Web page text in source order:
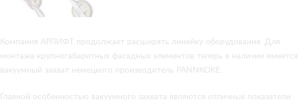
Компания АРЛИФТ продолжает расширять линейку оборудования. Для
монтажа крупногабаритных фасадных элементов теперь в наличии имеется
вакуумный захват немецкого производитель PANNKOKE.
Главной особенностью вакуумного захвата являются отличные показатели